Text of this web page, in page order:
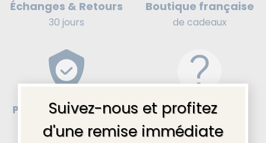
Suivez-nous et profitez
d'une remise immédiate
Échanges & Retours
30 jours
Boutique française
de cadeaux
Paiement en 4x sans
frais sécurisé
Besoin d’aide ?
Contactez-nous